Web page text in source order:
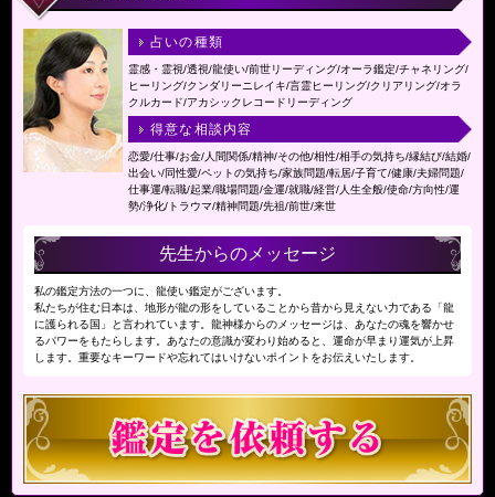
占いの種類
霊感・霊視/透視/龍使い/前世リーディング/オーラ鑑定/チャネリング/
ヒーリング/クンダリーニレイキ/言霊ヒーリング/クリアリング/オラ
クルカード/アカシックレコードリーディング
得意な相談内容
恋愛/仕事/お金/人間関係/精神/その他/相性/相手の気持ち/縁結び/結婚/
出会い/同性愛/ペットの気持ち/家族問題/転居/子育て/健康/夫婦問題/
仕事運/転職/起業/職場問題/金運/就職/経営/人生全般/使命/方向性/運
勢/浄化/トラウマ/精神問題/先祖/前世/来世
先生からのメッセージ
私の鑑定方法の一つに、龍使い鑑定がございます。
私たちが住む日本は、地形が龍の形をしていることから昔から見えない力である「龍
に護られる国」と言われています。龍神様からのメッセージは、あなたの魂を響かせ
るパワーをもたらします。あなたの意識が変わり始めると、運命が早まり運気が上昇
します。重要なキーワードや忘れてはいけないポイントをお伝えいたします。